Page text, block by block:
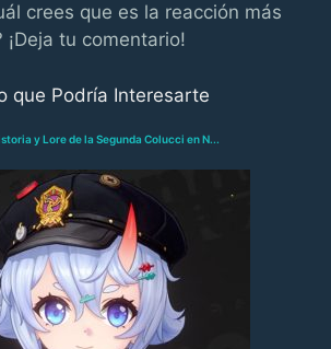
crees que es la reacción más
tu comentario!
que Podría Interesarte
y Lore de la Segunda Colucci en N...